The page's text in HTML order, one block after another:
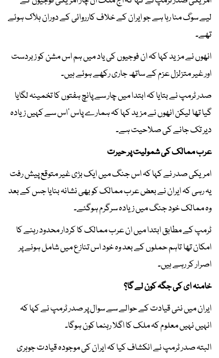
لیے سوگ منا رہا ہے جو ایران کے خلاف کارروائی کے دوران ہلاک ہوئے
تھے۔
انھوں نے مزید کہا کہ ان فوجیوں کی یاد میں ہم اس مشن کو زبردست
اور غیر متزلزل عزم کے ساتھ جاری رکھے ہوئے ہیں۔
صدر ٹرمپ نے بتایا کہ ابتدا میں چار سے پانچ ہفتوں کا تخمینہ لگایا
گیا تھا لیکن انھوں نے مزید کہا کہ ہمارے پاس ’اس سے کہیں زیادہ
دیر تک جانے کی صلاحیت ہے۔
عرب ممالک کی شمولیت پر حیرت
امریکی صدر نے کہا کہ اس جنگ میں ایک بڑی غیر متوقع پیش رفت
یہ رہی کہ ایران نے بعض عرب ممالک کو بھی نشانہ بنایا جس کے بعد
وہ ممالک خود جنگ میں زیادہ سرگرم ہوگئے۔
ٹرمپ کے مطابق ابتدا میں ان عرب ممالک کا کردار محدود رہنے کا
امکان تھا تاہم حملوں کے بعد وہ خود اس تنازع میں شامل ہونے پر
اصرار کر رہے ہیں۔
خامنہ ای کی جگہ کون لے گا؟
ایران میں نئی قیادت کے حوالے سے سوال پر صدر ٹرمپ نے کہا کہ
انہیں نہیں معلوم کہ ملک کا اگلا رہنما کون ہوگا۔
البتہ صدر ٹرمپ نے انکشاف کیا کہ ایران کی موجودہ قیادت جوہری